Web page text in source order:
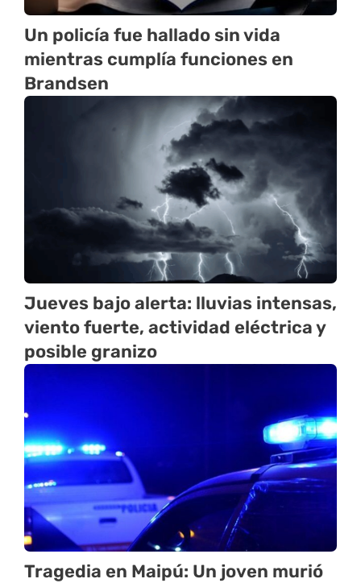
Un policía fue hallado sin vida
mientras cumplía funciones en
Brandsen
Jueves bajo alerta: lluvias intensas,
viento fuerte, actividad eléctrica y
posible granizo
Tragedia en Maipú: Un joven murió